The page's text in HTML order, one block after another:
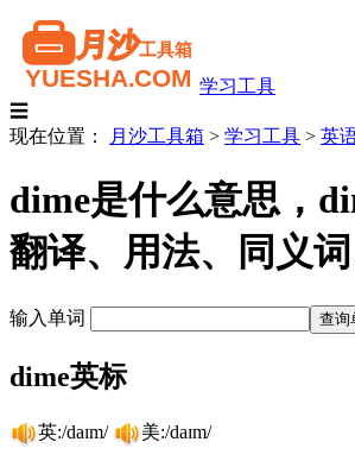
学习工具
☰
现在位置：
月沙工具箱 > 学习工具 > 英
dime是什么意思，
翻译、用法、同义
输入单词
dime英标
英:/daɪm/ 美:/daɪm/